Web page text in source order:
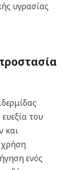
υγρασίας
του
και
ενός